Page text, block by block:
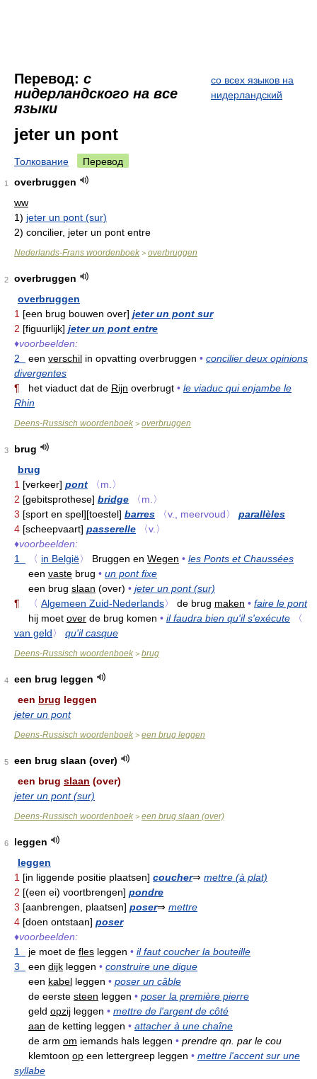
Перевод: с
нидерландского на все
языки
со всех языков на
нидерландский
jeter un pont
Толкование Перевод
1
overbruggen
ww
1) jeter un pont (sur)
2) concilier, jeter un pont entre
Nederlands-Frans woordenboek > overbruggen
2
overbruggen
overbruggen
1 [een brug bouwen over] jeter un pont sur
2 [figuurlijk] jeter un pont entre
♦voorbeelden:
2
een verschil in opvatting overbruggen • concilier deux opinions
divergentes
¶ het viaduct dat de Rijn overbrugt • le viaduc qui enjambe le
Rhin
Deens-Russisch woordenboek > overbruggen
3
brug
brug
1 [verkeer] pont
〈m.〉
2 [gebitsprothese] bridge
〈m.〉
3 [sport en spel][toestel] barres 〈v., meervoud〉
parallèles
4 [scheepvaart] passerelle
〈v.〉
♦voorbeelden:
1
〈 in België〉 Bruggen en Wegen • les Ponts et Chaussées
een vaste brug • un pont fixe
een brug slaan (over) • jeter un pont (sur)
¶
〈 Algemeen Zuid-Nederlands〉 de brug maken • faire le pont
hij moet over de brug komen • il faudra bien qu'il s'exécute
〈
van geld〉 qu'il casque
Deens-Russisch woordenboek > brug
4
een brug leggen
een brug leggen
jeter un pont
Deens-Russisch woordenboek > een brug leggen
5
een brug slaan (over)
een brug slaan (over)
jeter un pont (sur)
Deens-Russisch woordenboek > een brug slaan (over)
6
leggen
leggen
1 [in liggende positie plaatsen] coucher⇒ mettre (à plat)
2 [(een ei) voortbrengen] pondre
3 [aanbrengen, plaatsen] poser⇒ mettre
4 [doen ontstaan] poser
♦voorbeelden:
1
je moet de fles leggen • il faut coucher la bouteille
3
een dijk leggen • construire une digue
een kabel leggen • poser un câble
de eerste steen leggen • poser la première pierre
geld opzij leggen • mettre de l'argent de côté
aan de ketting leggen • attacher à une chaîne
de arm om iemands hals leggen • prendre qn. par le cou
klemtoon op een lettergreep leggen • mettre l'accent sur une
syllabe